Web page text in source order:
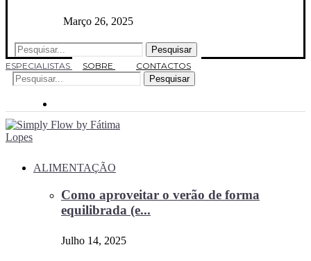
Março 26, 2025
Pesquisar
ESPECIALISTAS
SOBRE
CONTACTOS
Pesquisar
ALIMENTAÇÃO
Como aproveitar o verão de forma
equilibrada (e...
Julho 14, 2025